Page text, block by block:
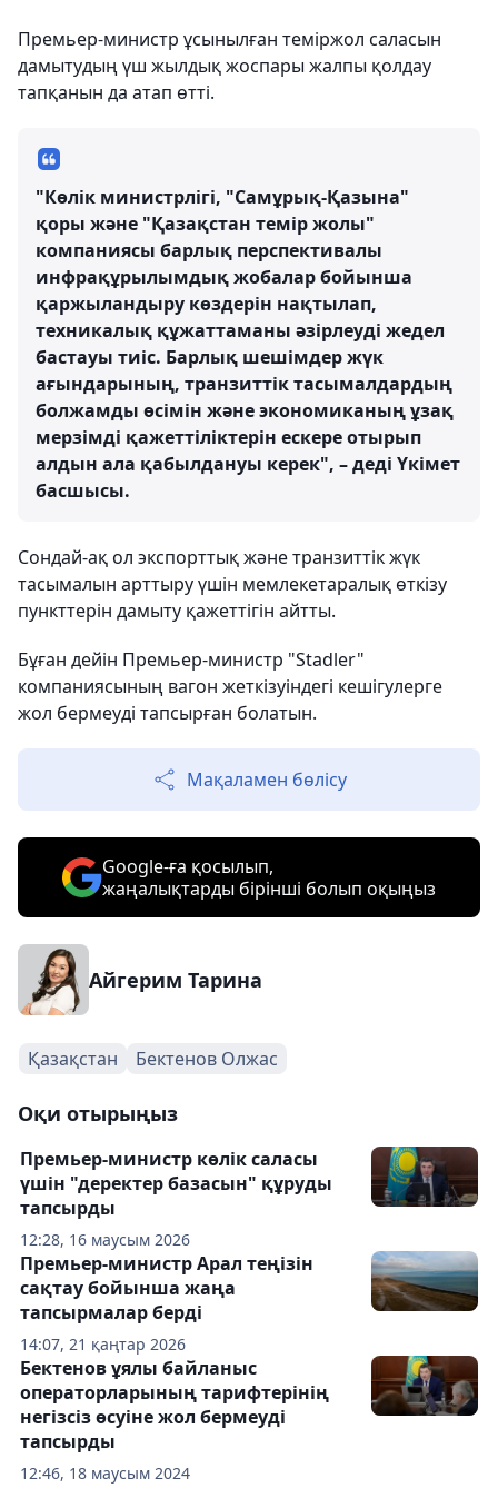
Премьер-министр ұсынылған теміржол саласын
дамытудың үш жылдық жоспары жалпы қолдау
тапқанын да атап өтті.
"Көлік министрлігі, "Самұрық-Қазына"
қоры және "Қазақстан темір жолы"
компаниясы барлық перспективалы
инфрақұрылымдық жобалар бойынша
қаржыландыру көздерін нақтылап,
техникалық құжаттаманы әзірлеуді жедел
бастауы тиіс. Барлық шешімдер жүк
ағындарының, транзиттік тасымалдардың
болжамды өсімін және экономиканың ұзақ
мерзімді қажеттіліктерін ескере отырып
алдын ала қабылдануы керек", – деді Үкімет
басшысы.
Сондай-ақ ол экспорттық және транзиттік жүк
тасымалын арттыру үшін мемлекетаралық өткізу
пункттерін дамыту қажеттігін айтты.
Бұған дейін Премьер-министр "Stadler"
компаниясының вагон жеткізуіндегі кешігулерге
жол бермеуді тапсырған болатын.
Мақаламен бөлісу
Google-ға қосылып,
жаңалықтарды бірінші болып оқыңыз
Айгерим Тарина
Қазақстан Бектенов Олжас
Оқи отырыңыз
12:28, 16 маусым 2026
Премьер-министр көлік саласы
үшін "деректер базасын" құруды
тапсырды
14:07, 21 қаңтар 2026
Премьер-министр Арал теңізін
сақтау бойынша жаңа
тапсырмалар берді
12:46, 18 маусым 2024
Бектенов ұялы байланыс
операторларының тарифтерінің
негізсіз өсуіне жол бермеуді
тапсырды